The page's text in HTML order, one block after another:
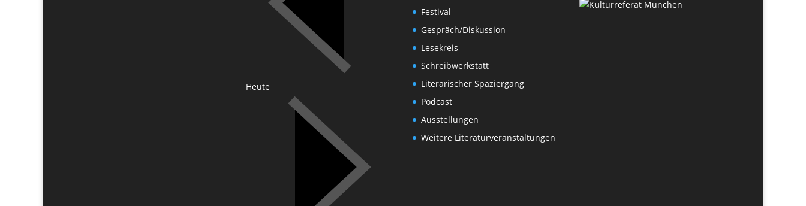
Heute
Festival
Gespräch/Diskussion
Lesekreis
Schreibwerkstatt
Literarischer Spaziergang
Podcast
Ausstellungen
Weitere Literaturveranstaltungen